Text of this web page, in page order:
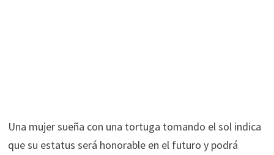
Una mujer sueña con una tortuga tomando el sol indica
que su estatus será honorable en el futuro y podrá